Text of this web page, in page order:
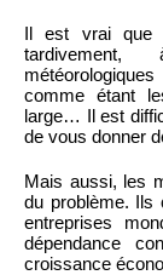
Il est vrai que
tardivement,
météorologiques
comme étant
large… Il est
de vous donner
Mais aussi, les
du problème. Ils
entreprises
dépendance
croissance